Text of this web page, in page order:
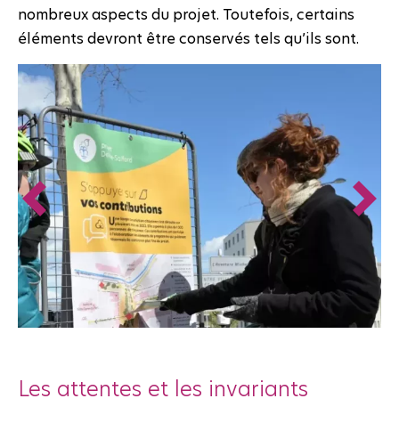
nombreux aspects du projet. Toutefois, certains
éléments devront être conservés tels qu’ils sont.
Les attentes et les invariants